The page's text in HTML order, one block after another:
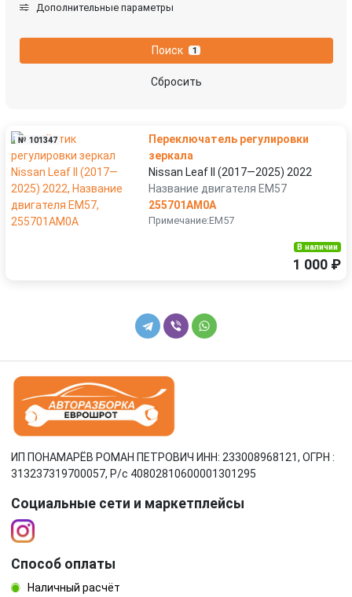
Дополнительные параметры
Поиск 1
Сбросить
№ 101347
Переключатель регулировки
зеркала
Nissan Leaf II (2017—2025) 2022
Название двигателя EM57
255701AM0A
Примечание:EM57
В наличии
1 000 ₽
ИП ПОНАМАРЁВ РОМАН ПЕТРОВИЧ ИНН: 233008968121, ОГРН :
313237319700057, Р/c 40802810600001301295
Социальные сети и маркетплейсы
Способ оплаты
Наличный расчёт